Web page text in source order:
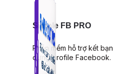
Simple FB PRO
Phần mềm hỗ trợ kết
dựng profile Facebook.